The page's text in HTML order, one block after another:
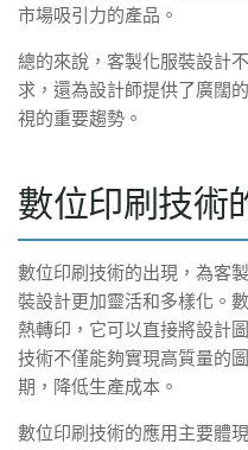
市場吸引力的產品。
總的來說，客製化服裝設計
求，還為設計師提供了廣闊
視的重要趨勢。
數位印刷技術
數位印刷技術的出現，為客
裝設計更加靈活和多樣化。
熱轉印，它可以直接將設計
技術不僅能夠實現高質量的
期，降低生產成本。
數位印刷技術的應用主要體